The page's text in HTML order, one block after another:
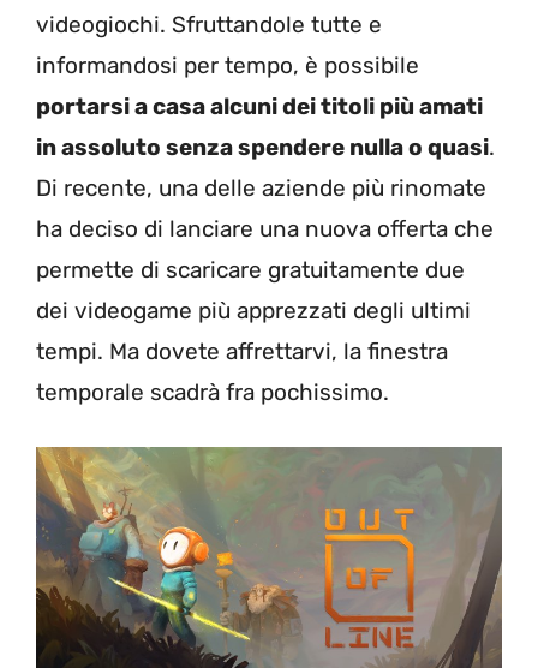
videogiochi. Sfruttandole tutte e
informandosi per tempo, è possibile
portarsi a casa alcuni dei titoli più amati
in assoluto senza spendere nulla o quasi.
Di recente, una delle aziende più rinomate
ha deciso di lanciare una nuova offerta che
permette di scaricare gratuitamente due
dei videogame più apprezzati degli ultimi
tempi. Ma dovete affrettarvi, la finestra
temporale scadrà fra pochissimo.